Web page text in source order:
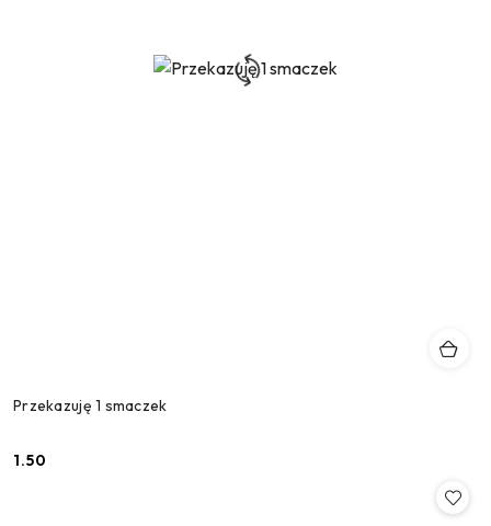
Przekazuję 1 smaczek
Cena:
1.50